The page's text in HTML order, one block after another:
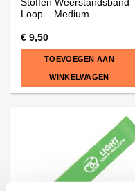
Stoffen Weerstandsband
Loop – Medium
€9,50
TOEVOEGEN AAN
WINKELWAGEN